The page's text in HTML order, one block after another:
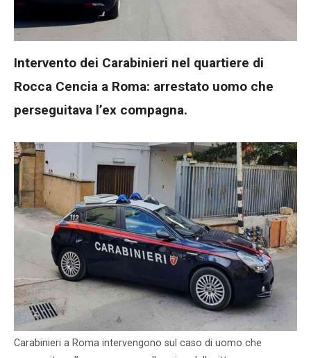
Intervento dei Carabinieri nel quartiere di
Rocca Cencia a Roma: arrestato uomo che
perseguitava l’ex compagna.
Carabinieri a Roma intervengono sul caso di uomo che